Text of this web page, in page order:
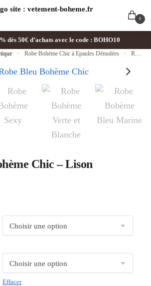
0
dès 50€ d’achats avec le code : BOHO10
» Robe Bohème Chic à Epaules Dénudées » Robe Bleu Bohème Chic – Lison
Chic – Lison
Effacer